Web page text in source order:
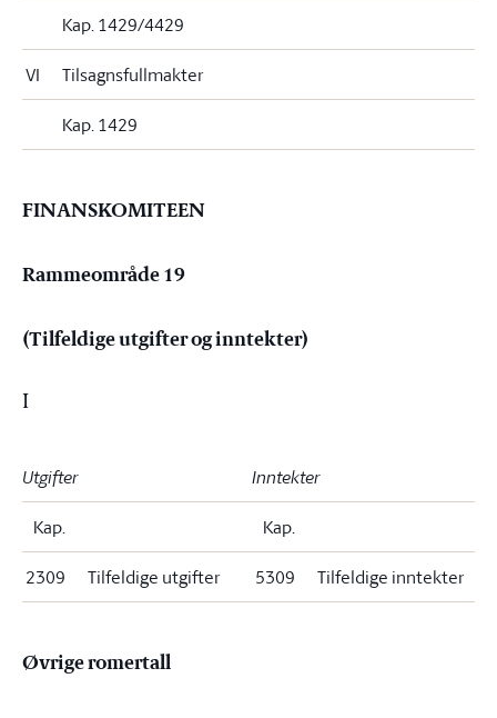
Kap. 1429/4429
VI Tilsagnsfullmakter
Kap. 1429
FINANSKOMITEEN
Rammeområde 19
(Tilfeldige utgifter og inntekter)
I
Utgifter Inntekter
Kap. Kap.
2309 Tilfeldige utgifter 5309 Tilfeldige inntekter
Øvrige romertall